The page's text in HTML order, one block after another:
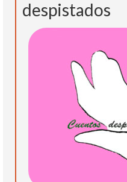
despistados